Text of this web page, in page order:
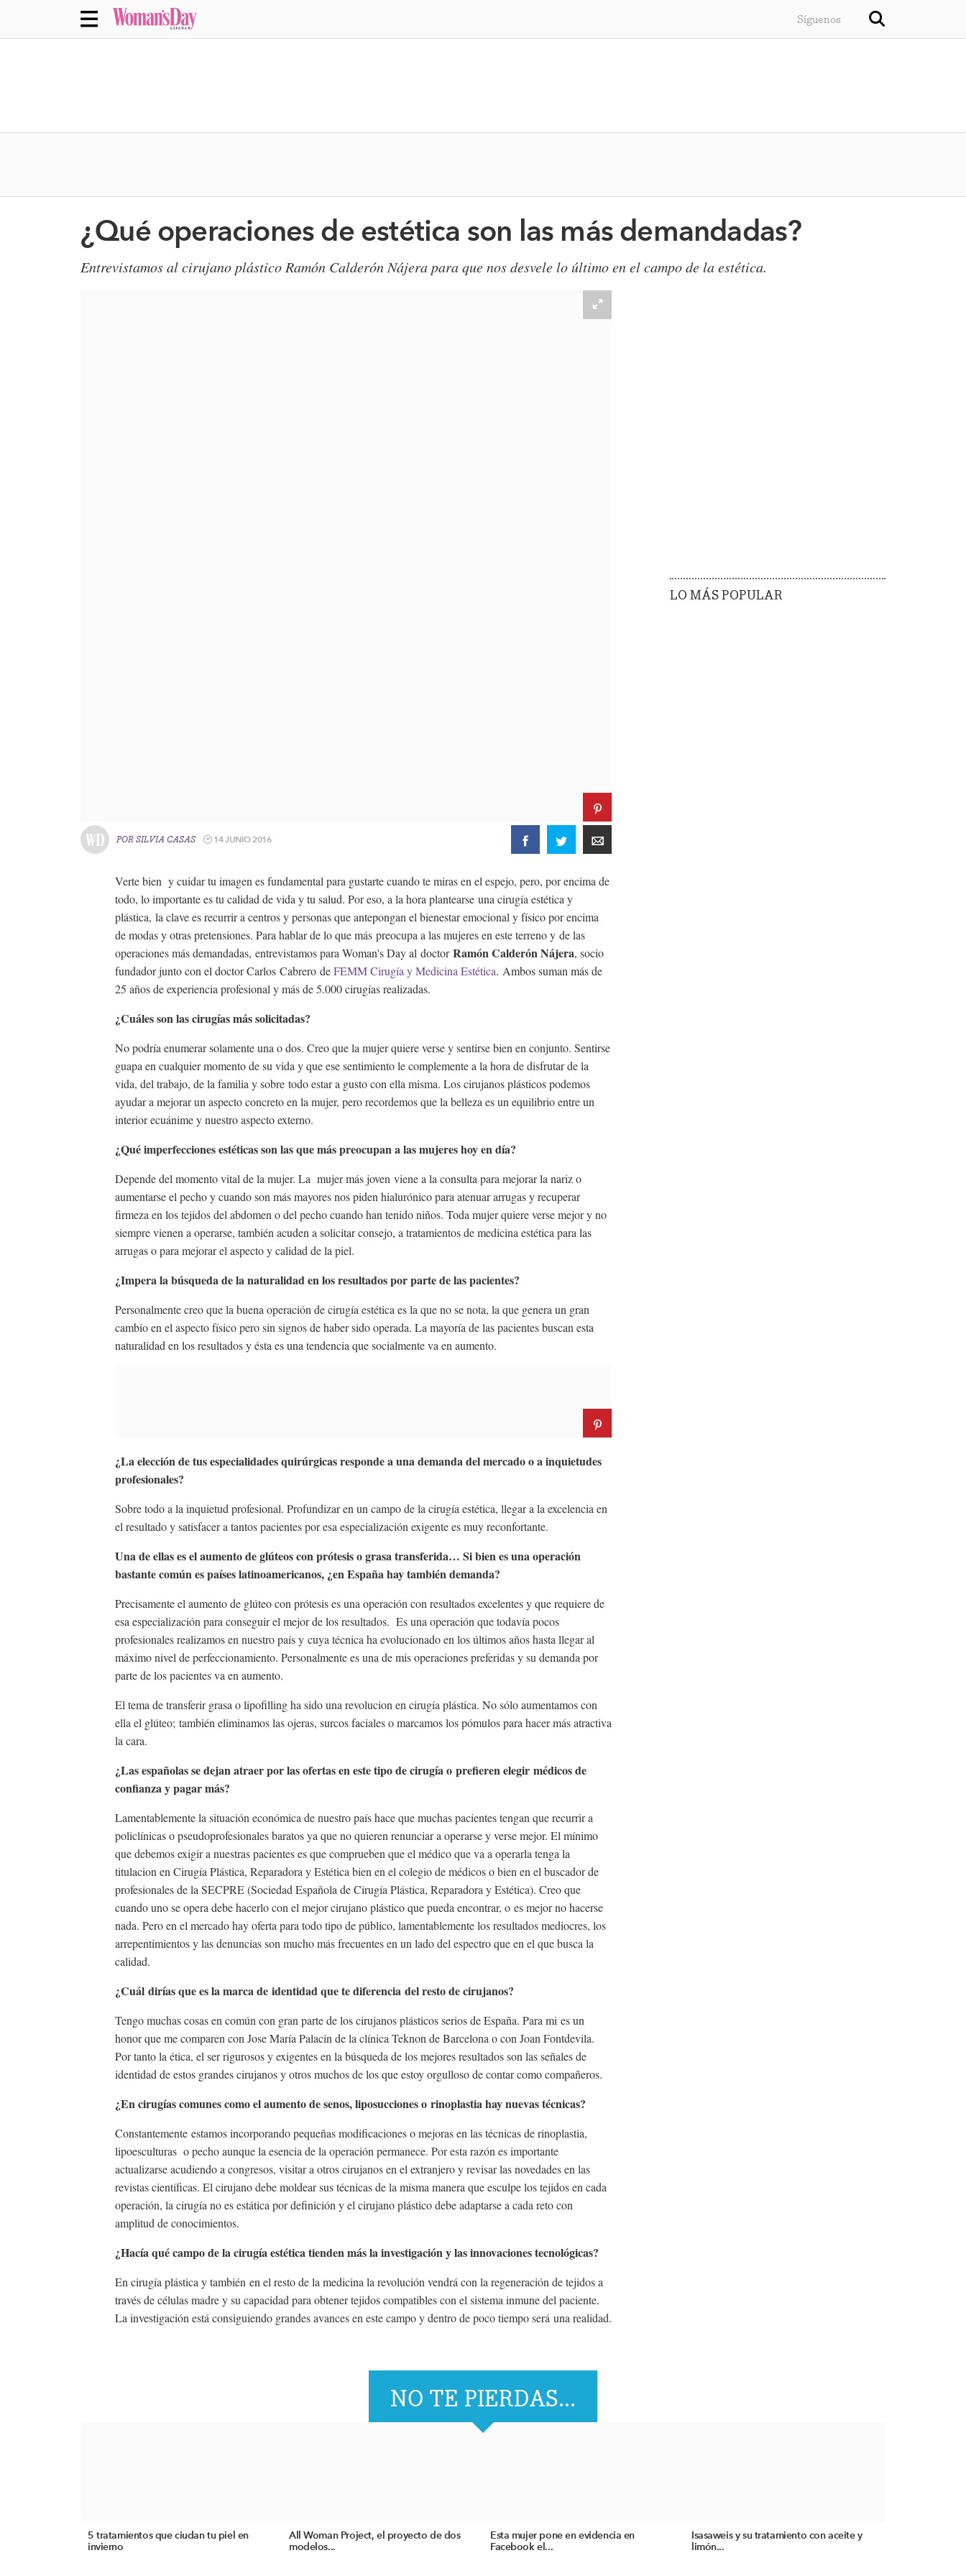
Síguenos
¿Qué operaciones de estética son las más demandadas?
​Entrevistamos al cirujano plástico Ramón Calderón Nájera para que nos desvele lo último en el campo de la estética.
LO MÁS POPULAR
POR SILVIA CASAS 14 JUNIO 2016
Verte bien y cuidar tu imagen es fundamental para gustarte cuando te miras en el espejo, pero, por encima de
todo, lo importante es tu calidad de vida y tu salud. Por eso, a la hora plantearse una cirugía estética y
plástica, la clave es recurrir a centros y personas que antepongan el bienestar emocional y físico por encima
de modas y otras pretensiones. Para hablar de lo que más preocupa a las mujeres en este terreno y de las
operaciones más demandadas, entrevistamos para Woman's Day al doctorRamón Calderón Nájera, socio
fundador junto con el doctor Carlos Cabrero deFEMM Cirugía y Medicina Estética. Ambos suman más de
25 años de experiencia profesional y más de 5.000 cirugías realizadas.
¿Cuáles son las cirugías más solicitadas?
No podría enumerar solamente una o dos. Creo que la mujer quiere verse y sentirse bien en conjunto. Sentirse
guapa en cualquier momento de su vida y que ese sentimiento le complemente a la hora de disfrutar de la
vida, del trabajo, de la familia y sobre todo estar a gusto con ella misma. Los cirujanos plásticos podemos
ayudar a mejorar un aspecto concreto en la mujer, pero recordemos que la belleza es un equilibrio entre un
interior ecuánime y nuestro aspecto externo.
¿Qué imperfecciones estéticas son las que más preocupan a las mujeres hoy en día?
Depende del momento vital de la mujer. La mujer más joven viene a la consulta para mejorar la nariz o
aumentarse el pecho y cuando son más mayores nos piden hialurónico para atenuar arrugas y recuperar
firmeza en los tejidos del abdomen o del pecho cuando han tenido niños. Toda mujer quiere verse mejor y no
siempre vienen a operarse, también acuden a solicitar consejo, a tratamientos de medicina estética para las
arrugas o para mejorar el aspecto y calidad de la piel.
¿Impera la búsqueda de la naturalidad en los resultados por parte de las pacientes?
Personalmente creo que la buena operación de cirugía estética es la que no se nota, la que genera un gran
cambio en el aspecto físico pero sin signos de haber sido operada. La mayoría de las pacientes buscan esta
naturalidad en los resultados y ésta es una tendencia que socialmente va en aumento.
¿La elección de tus especialidades quirúrgicas responde a una demanda del mercado o a inquietudes
profesionales?
Sobre todo a la inquietud profesional. Profundizar en un campo de la cirugía estética, llegar a la excelencia en
el resultado y satisfacer a tantos pacientes por esa especialización exigente es muy reconfortante.
Una de ellas es el aumento de glúteos con prótesis o grasa transferida… Si bien es una operación
bastante común es países latinoamericanos, ¿en España hay también demanda?
Precisamente el aumento de glúteo con prótesis es una operación con resultados excelentes y que requiere de
esa especialización para conseguir el mejor de los resultados. Es una operación que todavía pocos
profesionales realizamos en nuestro país y cuya técnica ha evolucionado en los últimos años hasta llegar al
máximo nivel de perfeccionamiento. Personalmente es una de mis operaciones preferidas y su demanda por
parte de los pacientes va en aumento.
El tema de transferir grasa o lipofilling ha sido una revolucion en cirugía plástica. No sólo aumentamos con
ella el glúteo; también eliminamos las ojeras, surcos faciales o marcamos los pómulos para hacer más atractiva
la cara.
¿Las españolas se dejan atraer por las ofertas en este tipo de cirugía o prefieren elegir médicos de
confianza y pagar más?
Lamentablemente la situación económica de nuestro país hace que muchas pacientes tengan que recurrir a
policlínicas o pseudoprofesionales baratos ya que no quieren renunciar a operarse y verse mejor. El mínimo
que debemos exigir a nuestras pacientes es que comprueben que el médico que va a operarla tenga la
titulacion en Cirugía Plástica, Reparadora y Estética bien en el colegio de médicos o bien en el buscador de
profesionales de la SECPRE (Sociedad Española de Cirugía Plástica, Reparadora y Estética). Creo que
cuando uno se opera debe hacerlo con el mejor cirujano plástico que pueda encontrar, o es mejor no hacerse
nada. Pero en el mercado hay oferta para todo tipo de público, lamentablemente los resultados mediocres, los
arrepentimientos y las denuncias son mucho más frecuentes en un lado del espectro que en el que busca la
calidad.
¿Cuál dirías que es la marca de identidad que te diferencia del resto de cirujanos?
Tengo muchas cosas en común con gran parte de los cirujanos plásticos serios de España. Para mi es un
honor que me comparen con Jose María Palacín de la clínica Teknon de Barcelona o con Joan Fontdevila.
Por tanto la ética, el ser rigurosos y exigentes en la búsqueda de los mejores resultados son las señales de
identidad de estos grandes cirujanos y otros muchos de los que estoy orgulloso de contar como compañeros.
¿En cirugías comunes como el aumento de senos, liposucciones o rinoplastia hay nuevas técnicas?
Constantemente estamos incorporando pequeñas modificaciones o mejoras en las técnicas de rinoplastia,
lipoesculturas o pecho aunque la esencia de la operación permanece. Por esta razón es importante
actualizarse acudiendo a congresos, visitar a otros cirujanos en el extranjero y revisar las novedades en las
revistas científicas. El cirujano debe moldear sus técnicas de la misma manera que esculpe los tejidos en cada
operación, la cirugía no es estática por definición y el cirujano plástico debe adaptarse a cada reto con
amplitud de conocimientos.
¿Hacía qué campo de la cirugía estética tienden más la investigación y las innovaciones tecnológicas?
En cirugía plástica y también en el resto de la medicina la revolución vendrá con la regeneración de tejidos a
través de células madre y su capacidad para obtener tejidos compatibles con el sistema inmune del paciente.
La investigación está consiguiendo grandes avances en este campo y dentro de poco tiempo será una realidad.
NO TE PIERDAS...
5 tratamientos que ciudan tu piel en
invierno
All Woman Project, el proyecto de dos
modelos...
Esta mujer pone en evidencia en
Facebook el...
Isasaweis y su tratamiento con aceite y
limón...